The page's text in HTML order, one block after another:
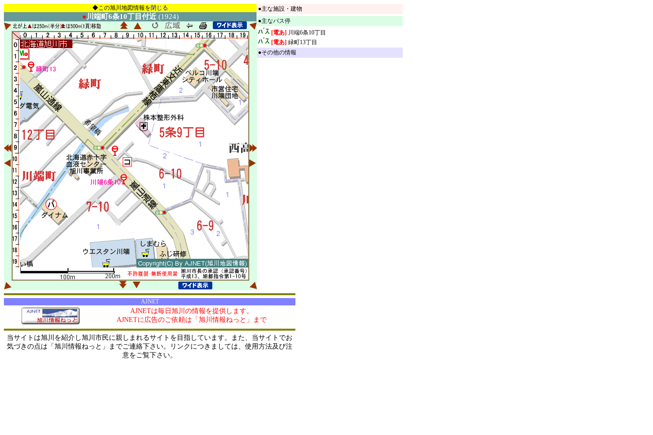
◆この旭川地図情報を閉じる
● 川端町6条10丁目付近(1924)
●主な施設・建物
●主なバス停
[電あ] 川端6条10丁目
[電あ] 緑町13丁目
●その他の情報
AJNET
AJNETは毎日旭川の情報を提供します。
AJNETに広告のご依頼は「旭川情報ねっと」まで
当サイトは旭川を紹介し旭川市民に親しまれるサイトを目指しています。また、当サイトでお
気づきの点は「旭川情報ねっと」までご連絡下さい。リンクにつきましては、使用方法及び注
意をご覧下さい。